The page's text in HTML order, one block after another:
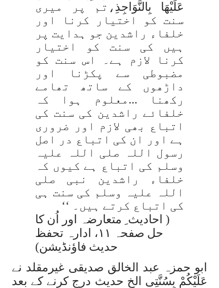
عَلَیْھَا بِالنَّوَاجِذِ،تم پر میری
سنت کو اختیار کرنا اور
خلفاء راشدین جو ہدایت پر
ہیں کی سنت کو اختیار
کرنا لازم ہے۔ اس سنت کو
مضبوطی سے پکڑنا اور
داڑھوں کے ساتھ تھامے
رکھنا ...معلوم ہوا کہ
خلفائے راشدین کی سنت کی
اتباع بھی لازم اور ضروری
ہے اور ان کی اتباع در اصل
رسول اللہ صلی اللہ علیہ
وسلم کی اتباع ہے کیوں کہ
خلفاء راشدین نبی صلی
اللہ علیہ وسلم کی سنت ہی
کی اتباع کرتے ہیں۔ ‘‘
( احادیث ِ متعارضہ اور اُن کا
حل صفحہ ۱۱، ادارہ تحفظ
حدیث فاؤنڈیشن)
ابو حمزہ عبد الخالق صدیقی غیرمقلد نے
عَلَیْکُمْ بِسُنَّتِی الخ حدیث درج کرنے کے بعد